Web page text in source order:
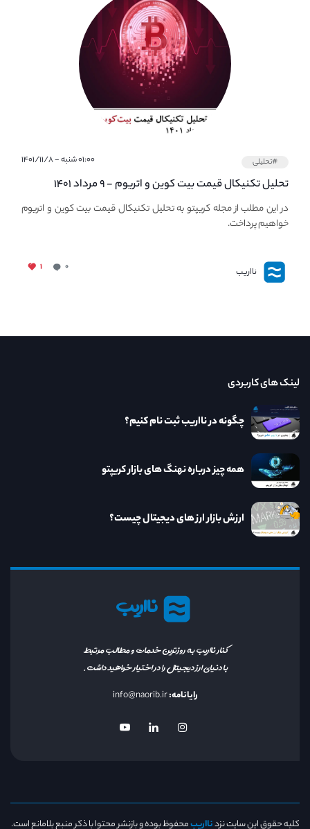
#تحلیلی ۰۱:۰۰ شنبه - ۱۴۰۱/۱۱/۸
تحلیل تکنیکال قیمت بیت کوین و اتریوم - ۹ مرداد ۱۴۰۱
در این مطلب از مجله کریپتو به تحلیل تکنیکال قیمت بیت کوین و اتریوم
خواهیم پرداخت.
نااریب ۰ ۱
نااریب
کنار نااریب به روزترین خدمات و مطالب مرتبط
با دنیای ارز دیجیتال را در اختیار خواهید داشت.
رایانامه:info@naorib.ir
لینک های کاربردی
چگونه در نااریب ثبت نام کنیم؟
همه چیز درباره نهنگ های بازار کریپتو
ارزش بازار ارز های دیجیتال چیست؟
کلیه حقوق این سایت نزدنااریبمحفوظ بوده و بازنشر محتوا با ذکر منبع بلامانع است.